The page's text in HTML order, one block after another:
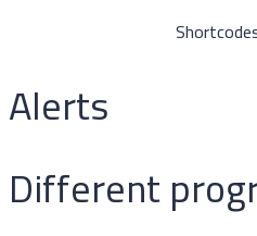
Alerts
Different